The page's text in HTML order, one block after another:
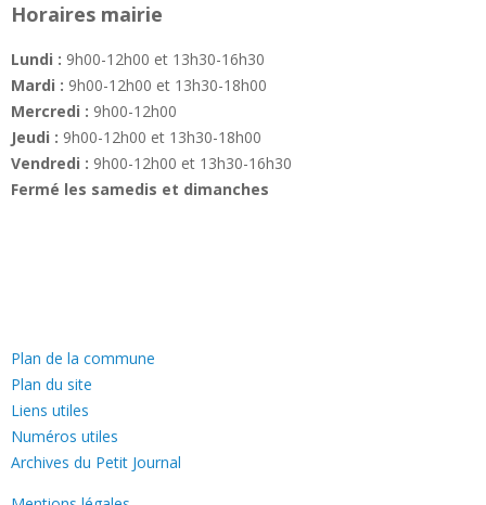
Horaires mairie
Lundi : 9h00-12h00 et 13h30-16h30
Mardi : 9h00-12h00 et 13h30-18h00
Mercredi : 9h00-12h00
Jeudi : 9h00-12h00 et 13h30-18h00
Vendredi : 9h00-12h00 et 13h30-16h30
Fermé les samedis et dimanches
Plan de la commune
Plan du site
Liens utiles
Numéros utiles
Archives du Petit Journal